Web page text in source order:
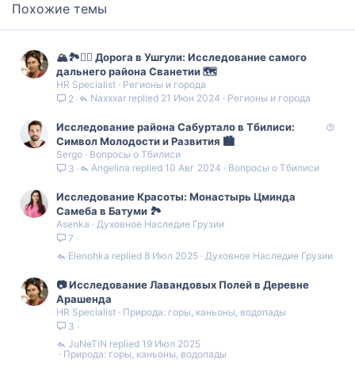
т
и
в
н
ы
й
г
о
л
о
с
т
и
н
ы
й
г
л
о
с
Похожие темы
🏔️🏞️❤️‍🔥 Дорога в Ушгули: Исследование самого
дальнего района Сванетии 🗺️
HR Specialist
Регионы и города
2
Регионы и города
21 Июн 2024
Naxxxar
Исследование района Сабуртало в Тбилиси:
Символ Молодости и Развития 🏙
Sergo
Вопросы о Тбилиси
3
Вопросы о Тбилиси
10 Авг 2024
Angelina
Исследование Красоты: Монастырь Цминда
Самеба в Батуми 🏞️
Asenka
Духовное Наследие Грузии
7
Духовное Наследие Грузии
8 Июл 2025
Elenohka
📷 Исследование Лавандовых Полей в Деревне
Арашенда
HR Specialist
Природа: горы, каньоны, водопады
3
Природа: горы, каньоны, водопады
19 Июл 2025
JuNeTiN